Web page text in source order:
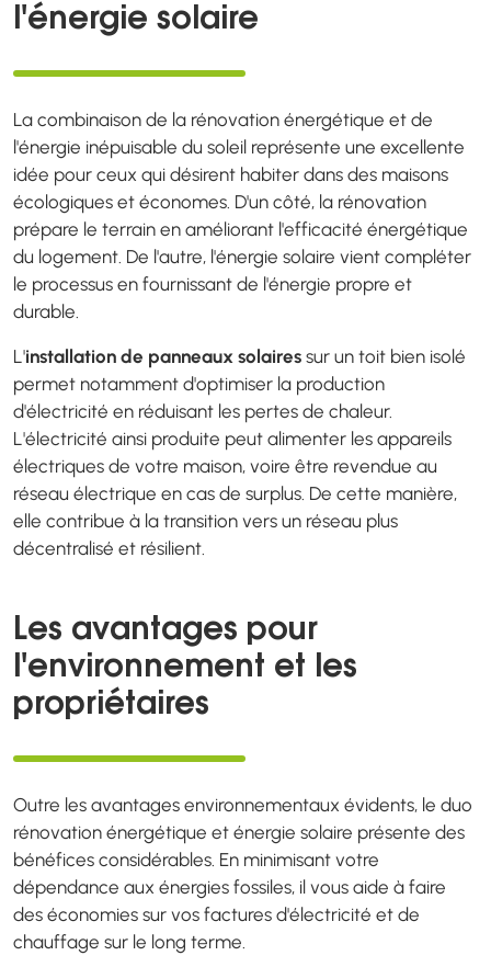
l'énergie solaire
La combinaison de la rénovation énergétique et de
l'énergie inépuisable du soleil représente une excellente
idée pour ceux qui désirent habiter dans des maisons
écologiques et économes. D'un côté, la rénovation
prépare le terrain en améliorant l'efficacité énergétique
du logement. De l'autre, l'énergie solaire vient compléter
le processus en fournissant de l'énergie propre et
durable.
L'installation de panneaux solaires sur un toit bien isolé
permet notamment d'optimiser la production
d'électricité en réduisant les pertes de chaleur.
L'électricité ainsi produite peut alimenter les appareils
électriques de votre maison, voire être revendue au
réseau électrique en cas de surplus. De cette manière,
elle contribue à la transition vers un réseau plus
décentralisé et résilient.
Les avantages pour
l'environnement et les
propriétaires
Outre les avantages environnementaux évidents, le duo
rénovation énergétique et énergie solaire présente des
bénéfices considérables. En minimisant votre
dépendance aux énergies fossiles, il vous aide à faire
des économies sur vos factures d'électricité et de
chauffage sur le long terme.